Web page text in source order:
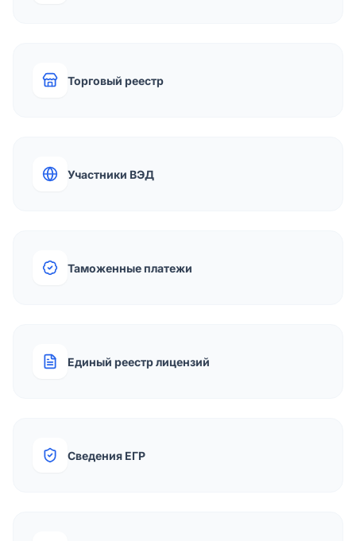
Торговый реестр
Участники ВЭД
Таможенные платежи
Единый реестр лицензий
Сведения ЕГР